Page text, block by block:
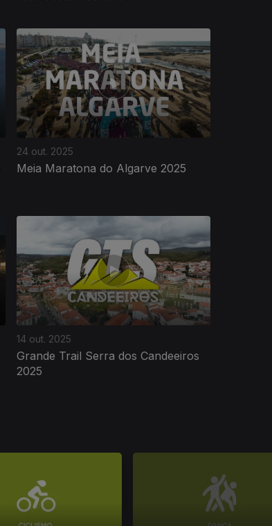
24 out. 2025
Meia Maratona do Algarve 2025
14 out. 2025
Grande Trail Serra dos Candeeiros
2025